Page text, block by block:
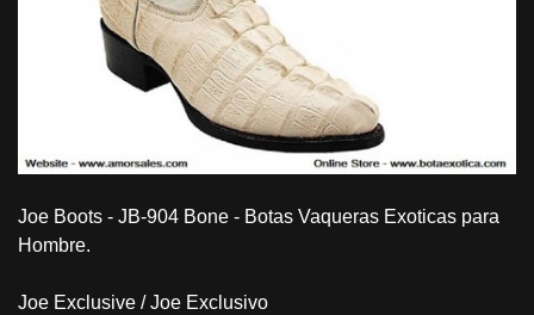
Joe Boots - JB-904 Bone - Botas Vaqueras Exoticas para
Hombre.
Joe Exclusive / Joe Exclusivo